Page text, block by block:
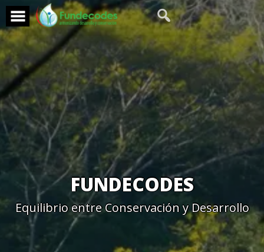
Skip
content
FUNDECODES
Equilibrio entre Conservación y Desarrollo